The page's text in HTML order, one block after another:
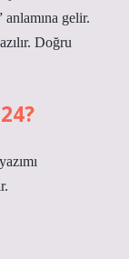
gelir.
Doğru